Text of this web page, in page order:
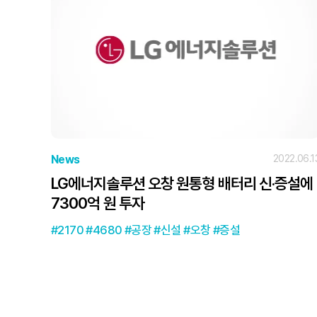
News
LG에너지솔루션 오창 원통형 배터리 신·증설에
7300억 원 투자
2170 4680 공장 신설 오창 증설